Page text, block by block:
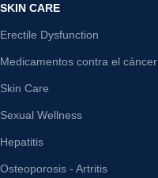
SKIN CARE
Erectile Dysfunction
Medicamentos contra el cáncer
Skin Care
Sexual Wellness
Hepatitis
Osteoporosis - Artritis